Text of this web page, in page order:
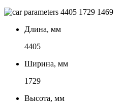
4405 1729 1469
Длина, мм
4405
Ширина, мм
1729
Высота, мм